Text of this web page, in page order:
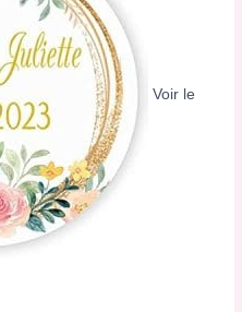
Voir le